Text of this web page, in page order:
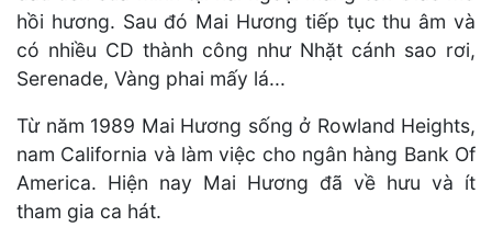
hồi hương. Sau đó Mai Hương tiếp tục thu âm và
có nhiều CD thành công như Nhặt cánh sao rơi,
Serenade, Vàng phai mấy lá...
Từ năm 1989 Mai Hương sống ở Rowland Heights,
nam California và làm việc cho ngân hàng Bank Of
America. Hiện nay Mai Hương đã về hưu và ít
tham gia ca hát.